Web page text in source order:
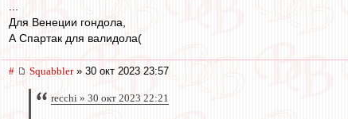
Для Венеции гондола,
А Спартак для валидола(
# Squabbler» 30 окт 2023 23:57
recchi » 30 окт 2023 22:21